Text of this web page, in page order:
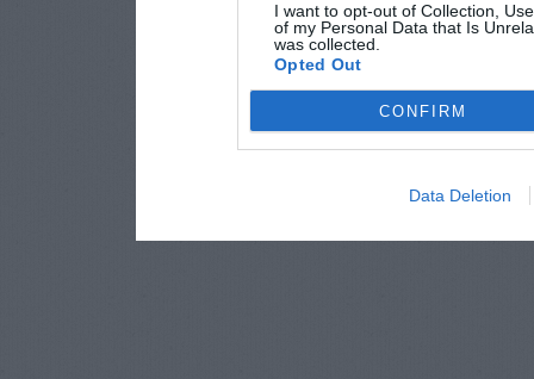
I want to opt-out of Collection,
of my Personal Data that Is
was collected.
Opted Out
CONFIRM
Data Deletion